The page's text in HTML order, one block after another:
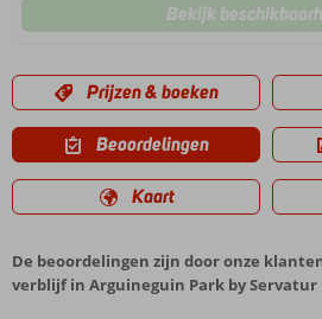
Bekijk
Prijzen & boeken
Beoordelingen
Kaart
De beoordelingen zijn door onze
verblijf in Arguineguin Park by Servatur